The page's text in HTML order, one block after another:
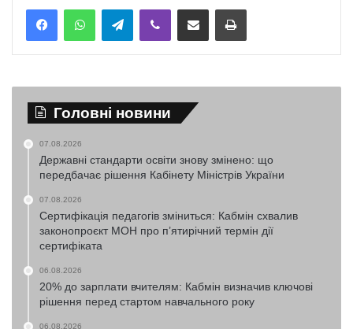
TelegramViber Надіслати електронною поштоюНадрукувати
Головні новини
07.08.2026
Державні стандарти освіти знову змінено: що
передбачає рішення Кабінету Міністрів України
07.08.2026
Сертифікація педагогів зміниться: Кабмін схвалив
законопроєкт МОН про п’ятирічний термін дії
сертифіката
06.08.2026
20% до зарплати вчителям: Кабмін визначив ключові
рішення перед стартом навчального року
06.08.2026